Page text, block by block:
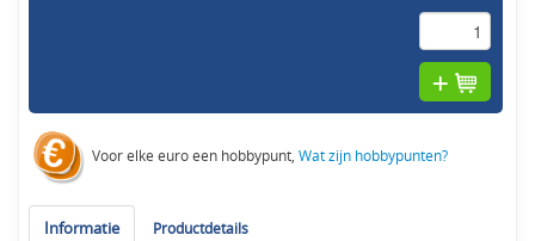
Voor elke euro een hobbypunt,Wat zijn hobbypunten?
Informatie Productdetails